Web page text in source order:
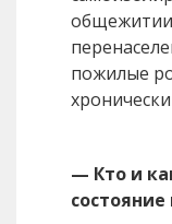
пожилые
— Кто и